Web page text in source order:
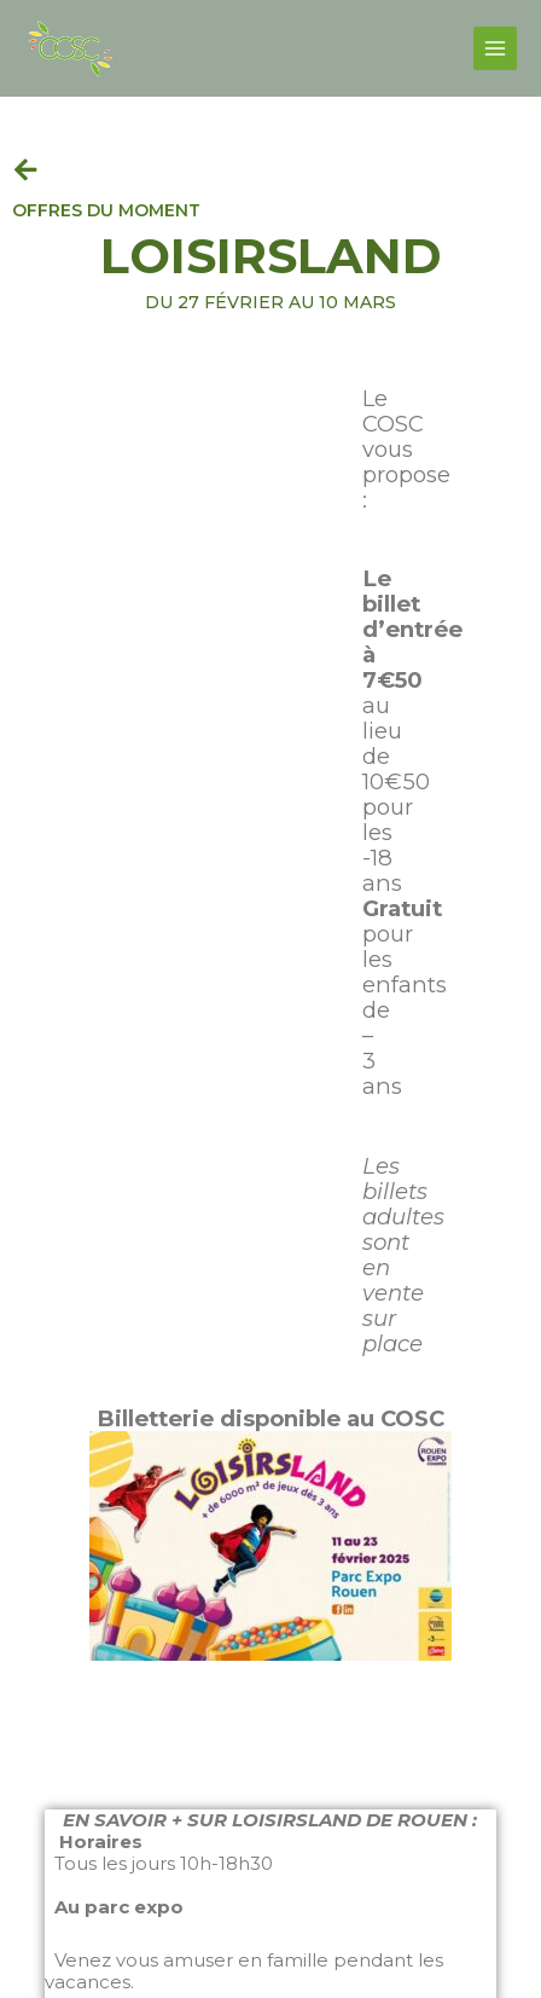
content
Menu
OFFRES DU MOMENT
LOISIRSLAND
DU 27 FÉVRIER AU 10 MARS
Le
COSC
vous
propose
:
Le
billet
d’entrée
à
7€50
au
lieu
de
10€50
pour
les
-18
ans
Gratuit
pour
les
enfants
de
–
3
ans
Les
billets
adultes
sont
en
vente
sur
place
Billetterie disponible au COSC
EN SAVOIR + SUR LOISIRSLAND DE ROUEN :
Horaires
Tous les jours 10h-18h30
Au parc expo
Venez vous amuser en famille pendant les
vacances.